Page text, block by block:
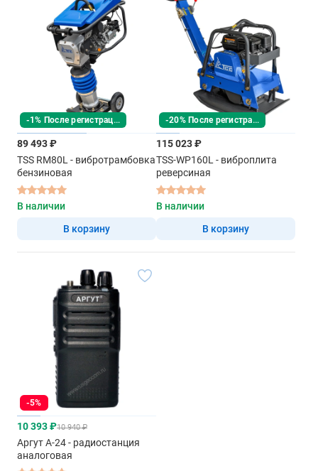
-1% После регистрации
89 493 ₽
TSS RM80L - вибротрамбовка
бензиновая
В наличии
В корзину
-20% После регистрации
115 023 ₽
TSS-WP160L - виброплита
реверсиная
В наличии
В корзину
-5%
10 393 ₽10 940 ₽
Аргут А-24 - радиостанция
аналоговая